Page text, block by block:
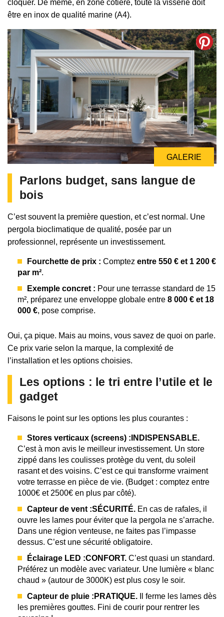
cloquer. De même, en zone côtière, toute la visserie doit
être en inox de qualité marine (A4).
GALERIE
Parlons budget, sans langue de
bois
C’est souvent la première question, et c’est normal. Une
pergola bioclimatique de qualité, posée par un
professionnel, représente un investissement.
Fourchette de prix : Comptez entre 550 € et 1 200 €
par m².
Exemple concret : Pour une terrasse standard de 15
m², préparez une enveloppe globale entre 8 000 € et 18
000 €, pose comprise.
Oui, ça pique. Mais au moins, vous savez de quoi on parle.
Ce prix varie selon la marque, la complexité de
l’installation et les options choisies.
Les options : le tri entre l’utile et le
gadget
Faisons le point sur les options les plus courantes :
Stores verticaux (screens) : INDISPENSABLE.
C’est à mon avis le meilleur investissement. Un store
zippé dans les coulisses protège du vent, du soleil
rasant et des voisins. C’est ce qui transforme vraiment
votre terrasse en pièce de vie. (Budget : comptez entre
1000€ et 2500€ en plus par côté).
Capteur de vent :SÉCURITÉ. En cas de rafales, il
ouvre les lames pour éviter que la pergola ne s’arrache.
Dans une région venteuse, ne faites pas l’impasse
dessus. C’est une sécurité obligatoire.
Éclairage LED :CONFORT. C’est quasi un standard.
Préférez un modèle avec variateur. Une lumière « blanc
chaud » (autour de 3000K) est plus cosy le soir.
Capteur de pluie : PRATIQUE. Il ferme les lames dès
les premières gouttes. Fini de courir pour rentrer les